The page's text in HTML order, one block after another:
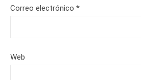
Correo electrónico *
Web